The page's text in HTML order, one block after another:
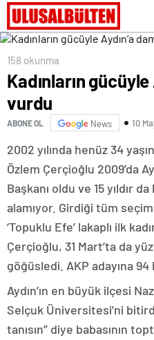
158 okunma
Kadınların gücüyle
vurdu
ABONE OL News 10
2002 yılında henüz 34
Özlem Çerçioğlu 2009’da
Başkanı oldu ve 15 yıldır
alamıyor. Girdiği tüm
‘Topuklu Efe’ lakaplı ilk
Çerçioğlu, 31 Mart’ta da
göğüsledi. AKP adayına 94
Aydın’ın en büyük ilçesi
Selçuk Üniversitesi’ni
tanısın’’ diye babasının